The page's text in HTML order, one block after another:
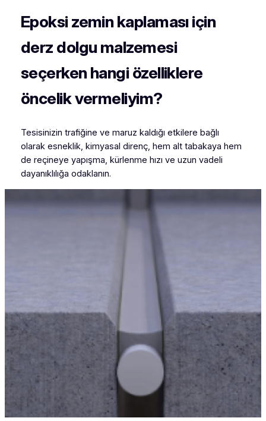
Epoksi zemin kaplaması için
derz dolgu malzemesi
seçerken hangi özelliklere
öncelik vermeliyim?
Tesisinizin trafiğine ve maruz kaldığı etkilere bağlı
olarak esneklik, kimyasal direnç, hem alt tabakaya hem
de reçineye yapışma, kürlenme hızı ve uzun vadeli
dayanıklılığa odaklanın.